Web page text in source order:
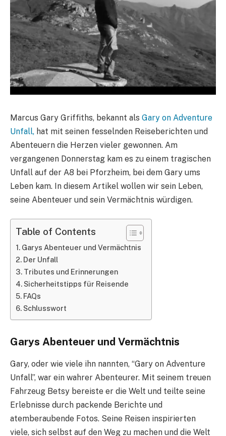
Marcus Gary Griffiths, bekannt als Gary on Adventure
Unfall, hat mit seinen fesselnden Reiseberichten und
Abenteuern die Herzen vieler gewonnen. Am
vergangenen Donnerstag kam es zu einem tragischen
Unfall auf der A8 bei Pforzheim, bei dem Gary ums
Leben kam. In diesem Artikel wollen wir sein Leben,
seine Abenteuer und sein Vermächtnis würdigen.
Table of Contents
Garys Abenteuer und Vermächtnis
Der Unfall
Tributes und Erinnerungen
Sicherheitstipps für Reisende
FAQs
Schlusswort
Garys Abenteuer und Vermächtnis
Gary, oder wie viele ihn nannten, “Gary on Adventure
Unfall”, war ein wahrer Abenteurer. Mit seinem treuen
Fahrzeug Betsy bereiste er die Welt und teilte seine
Erlebnisse durch packende Berichte und
atemberaubende Fotos. Seine Reisen inspirierten
viele, sich selbst auf den Weg zu machen und die Welt